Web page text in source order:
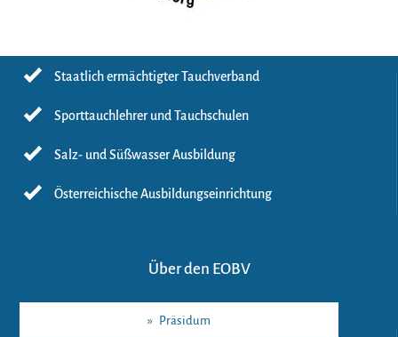
Staatlich ermächtigter Tauchverband
Sporttauchlehrer und Tauchschulen
Salz- und Süßwasser Ausbildung
Österreichische Ausbildungseinrichtung
Über den EOBV
» Präsidum